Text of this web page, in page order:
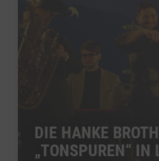
DIE HANKE
„TONSPUREN“ IN